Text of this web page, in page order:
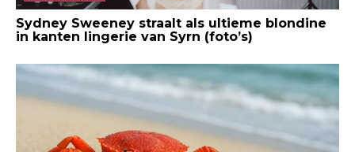
Sydney Sweeney straalt als ultieme blondine
in kanten lingerie van Syrn (foto’s)